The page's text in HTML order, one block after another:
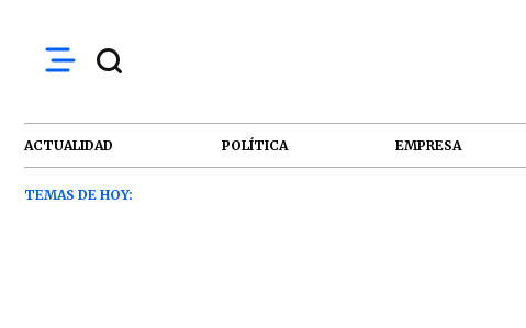
ACTUALIDAD POLÍTICA EMPRESA
TEMAS DE HOY: